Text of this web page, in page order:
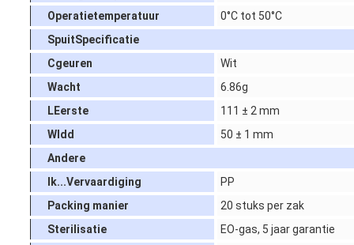
Operatietemperatuur
0°C tot 50°C
SpuitSpecificatie
Cgeuren
Wit
Wacht
6.86g
LEerste
111 ± 2 mm
WIdd
50 ± 1 mm
Andere
Ik...Vervaardiging
PP
Packing manier
20 stuks per zak
Sterilisatie EO-gas, 5 jaar garantie